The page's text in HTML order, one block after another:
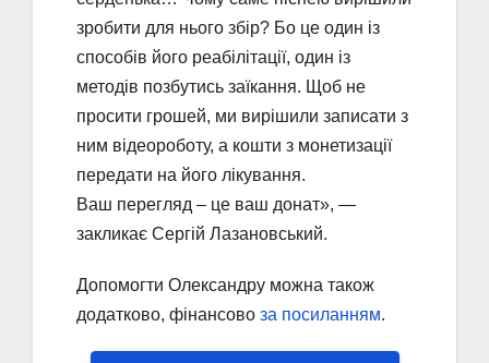
зробити для нього збір? Бо це один із
способів його реабілітації, один із
методів позбутись заїкання. Щоб не
просити грошей, ми вирішили записати з
ним відеороботу, а кошти з монетизації
передати на його лікування.
Ваш перегляд – це ваш донат», —
закликає Сергій Лазановський.
Допомогти Олександру можна також
додатково, фінансово за посиланням.